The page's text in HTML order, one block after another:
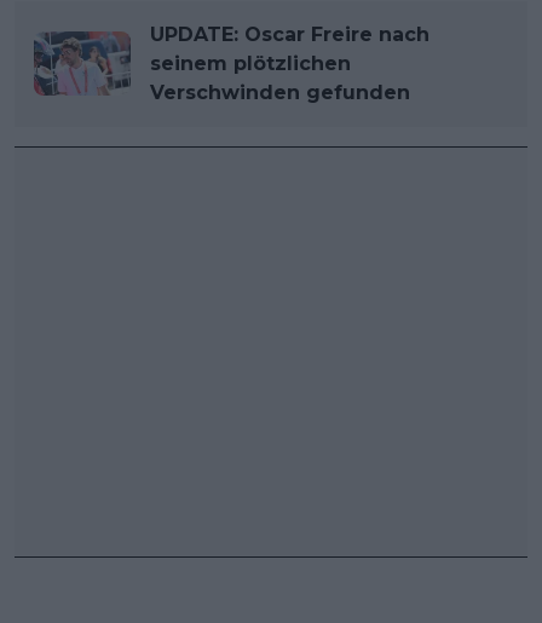
UPDATE: Oscar Freire nach
seinem plötzlichen
Verschwinden gefunden